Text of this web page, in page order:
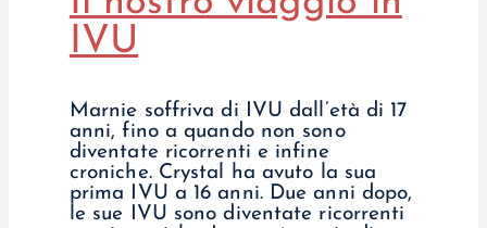
IVU
Marnie soffriva di IVU dall’età di 17
anni, fino a quando non sono
diventate ricorrenti e infine
croniche. Crystal ha avuto la sua
prima IVU a 16 anni. Due anni dopo,
le sue IVU sono diventate ricorrenti